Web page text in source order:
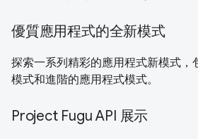
優質應用程式的全新模式
探索一系列精彩的應用程式新模式，
模式和進階的應用程式模式。
Project Fugu API 展示